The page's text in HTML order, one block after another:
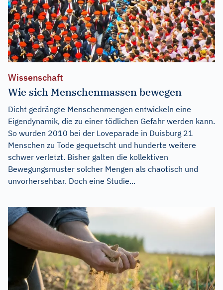
Wissenschaft
Wie sich Menschenmassen bewegen
Dicht gedrängte Menschenmengen entwickeln eine
Eigendynamik, die zu einer tödlichen Gefahr werden kann.
So wurden 2010 bei der Loveparade in Duisburg 21
Menschen zu Tode gequetscht und hunderte weitere
schwer verletzt. Bisher galten die kollektiven
Bewegungsmuster solcher Mengen als chaotisch und
unvorhersehbar. Doch eine Studie...